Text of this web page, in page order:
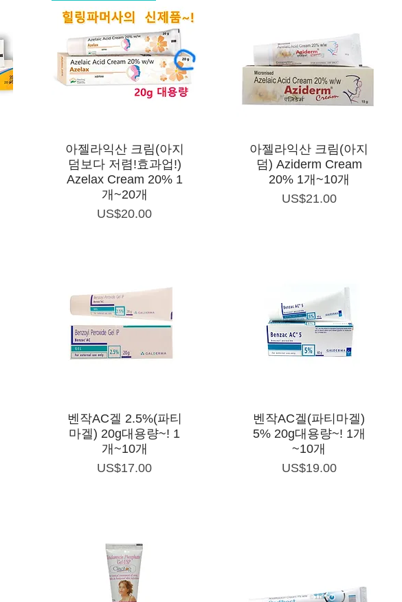
제품보기
아젤라익산 크림(아지
덤보다 저렴!효과업!)
Azelax Cream 20% 1
개~20개
가격
US$20.00
제품보기
아젤라익산 크림(아지
덤) Aziderm Cream
20% 1개~10개
가격
US$21.00
제품보기
벤작AC겔 2.5%(파티
마겔) 20g대용량~! 1
개~10개
가격
US$17.00
제품보기
벤작AC겔(파티마겔)
5% 20g대용량~! 1개
~10개
가격
US$19.00